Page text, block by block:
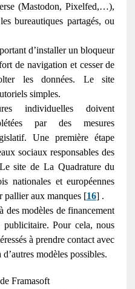
(Mastodon, Pixelfed,…),
bureautiques partagés, ou
d’installer un bloqueur
de navigation et cesser de
les données. Le site
simples.
individuelles doivent
par des mesures
Une première étape
sociaux responsables des
site de La Quadrature du
nationales et européennes
pallier aux manques [16] .
des modèles de financement
Pour cela, nous
à prendre contact avec
modèles possibles.
Framasoft